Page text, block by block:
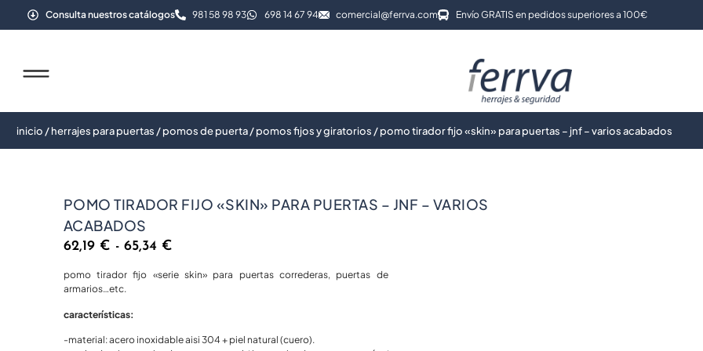
981 58 98 93 698 14 67 94 comercial@ferrva.com Envío GRATIS en pedidos superiores a 100€
Consulta nuestros catálogos
inicio /herrajes para puertas /pomos de puerta/pomos fijos y giratorios / pomo tirador fijo «skin» para puertas – jnf – varios acabados
POMO TIRADOR FIJO «SKIN» PARA PUERTAS – JNF – VARIOS
ACABADOS
62,19 € - 65,34 €
pomo tirador fijo «serie skin» para puertas correderas, puertas de
armarios…etc.
características:
-material: acero inoxidable aisi 304 + piel natural (cuero).